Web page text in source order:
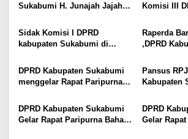
Sukabumi H. Junajah Jajah
Maknai Tahun Baru Islam
1448 H dengan Semangat
Hijrah
Komisi III
intens
bahan
Sidak Komisi I DPRD
kabupaten Sukabumi di
Raperda
,DPRD
DPRD Kabupaten Sukabumi
menggelar Rapat Paripurna
2025
Pansus
Kabupaten
2025–2029
DPRD Kabupaten Sukabumi
Gelar Rapat Paripurna Bahas
DPRD
Gelar